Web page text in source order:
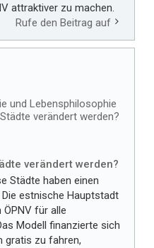
attraktiver zu machen.
Rufe den Beitrag auf
und Lebensphilosophie
verändert werden?
verändert werden?
Städte haben einen
estnische Hauptstadt
für alle
Modell finanzierte sich
gratis zu fahren,